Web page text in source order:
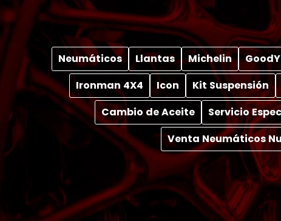
Neumáticos Llantas Michelin
Ironman 4X4
Icon Kit Suspensión
Cambio de Aceite
Servicio
Venta Neumáticos